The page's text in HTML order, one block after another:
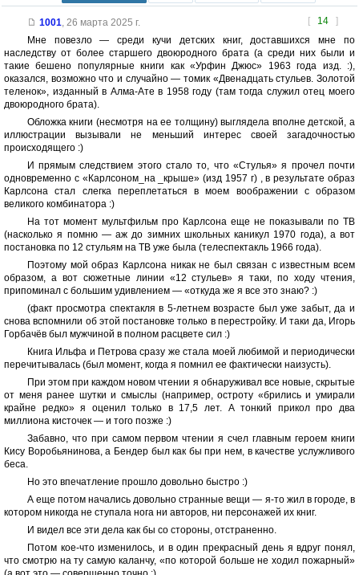
[ 14 ]
1001, 26 марта 2025 г.
Мне повезло — среди кучи детских книг, доставшихся мне по
наследству от более старшего двоюродного брата (а среди них были и
такие бешено популярные книги как «Урфин Джюс» 1963 года изд. :),
оказался, возможно что и случайно — томик «Двенадцать стульев. Золотой
теленок», изданный в Алма-Ате в 1958 году (там тогда служил отец моего
двоюродного брата).
Обложка книги (несмотря на ее толщину) выглядела вполне детской, а
иллюстрации вызывали не меньший интерес своей загадочностью
происходящего :)
И прямым следствием этого стало то, что «Стулья» я прочел почти
одновременно с «Карлсоном_на _крыше» (изд 1957 г) , в результате образ
Карлсона стал слегка переплетаться в моем воображении с образом
великого комбинатора :)
На тот момент мультфильм про Карлсона еще не показывали по ТВ
(насколько я помню — аж до зимних школьных каникул 1970 года), а вот
постановка по 12 стульям на ТВ уже была (телеспектакль 1966 года).
Поэтому мой образ Карлсона никак не был связан с известным всем
образом, а вот сюжетные линии «12 стульев» я таки, по ходу чтения,
припоминал с большим удивлением — «откуда же я все это знаю? :)
(факт просмотра спектакля в 5-летнем возрасте был уже забыт, да и
снова вспомнили об этой постановке только в перестройку. И таки да, Игорь
Горбачёв был мужчиной в полном расцвете сил :)
Книга Ильфа и Петрова сразу же стала моей любимой и периодически
перечитывалась (был момент, когда я помнил ее фактически наизусть).
При этом при каждом новом чтении я обнаруживал все новые, скрытые
от меня ранее шутки и смыслы (например, остроту «брились и умирали
крайне редко» я оценил только в 17,5 лет. А тонкий прикол про два
миллиона кисточек — и того позже :)
Забавно, что при самом первом чтении я счел главным героем книги
Кису Воробьянинова, а Бендер был как бы при нем, в качестве услужливого
беса.
Но это впечатление прошло довольно быстро :)
А еще потом начались довольно странные вещи — я-то жил в городе, в
котором никогда не ступала нога ни авторов, ни персонажей их книг.
И видел все эти дела как бы со стороны, отстраненно.
Потом кое-что изменилось, и в один прекрасный день я вдруг понял,
что смотрю на ту самую каланчу, «по которой больше не ходил пожарный»